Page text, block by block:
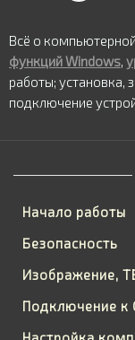
Всё о
функций Windows
работы; установка,
подключение
Начало работы
Безопасность
Изображение,
Подключение к